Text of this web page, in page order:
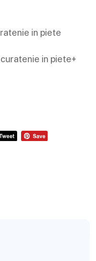
in piete
in piete+